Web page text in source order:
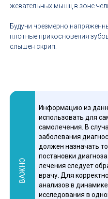
жевательных мышц в зоне
Будучи чрезмерно
плотные прикосновения зубов
слышен скрип.
ВАЖНО
Информацию из
использовать для
самолечения. В
заболевания
должен назначать
постановки
лечения следует
врачу. Для
анализов в
исследования в